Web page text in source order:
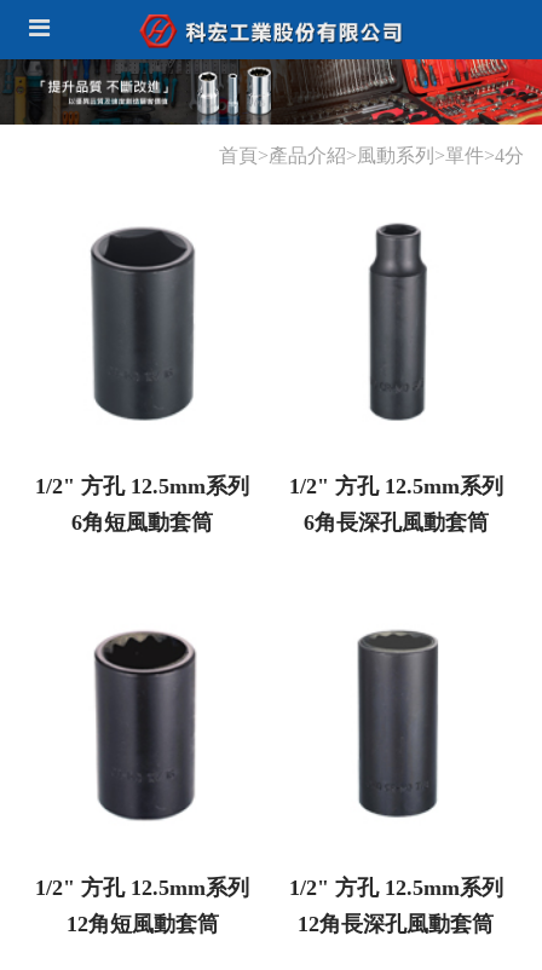
首頁>產品介紹>風動系列>單件>4分
1/2" 方孔 12.5mm系列
6角短風動套筒
1/2" 方孔 12.5mm系列
6角長深孔風動套筒
1/2" 方孔 12.5mm系列
12角短風動套筒
1/2" 方孔 12.5mm系列
12角長深孔風動套筒